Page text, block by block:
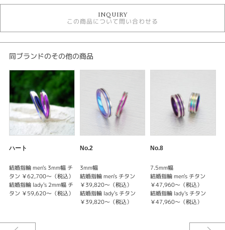
結婚指輪 ストレート
デザイン
性別
レディース
メンズ
結婚指輪
INQUIRY
この商品について問い合わせる
同ブランドのその他の商品
ハート
結婚指輪 men's 3mm幅 チ
タン ￥62,700～（税込）
結婚指輪 lady's 2mm幅 チ
タン ￥59,620～（税込）
No.2
3mm幅
結婚指輪 men's チタン
￥39,820～（税込）
結婚指輪 lady's チタン
￥39,820～（税込）
No.8
7.5mm幅
結婚指輪 men's チタン
￥47,960～（税込）
結婚指輪 lady's チタン
￥47,960～（税込）